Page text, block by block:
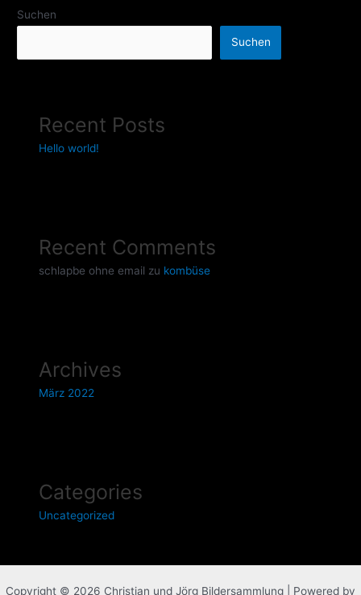
Suchen
Suchen
Recent Posts
Hello world!
Recent Comments
schlapbe ohne email zu kombüse
Archives
März 2022
Categories
Uncategorized
Copyright © 2026 Christian und Jörg Bildersammlung | Powered by